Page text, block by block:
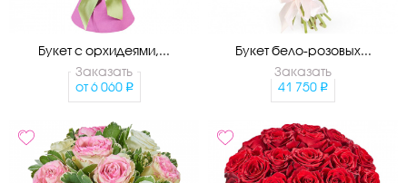
Букет с орхидеями,...
Заказать
от 6 060
Букет бело-розовых...
Заказать
41 750